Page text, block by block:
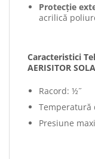
Protecție
acrilică
Caracteristici
AERISITOR
Racord: ½˝
Temperatură
Presiune